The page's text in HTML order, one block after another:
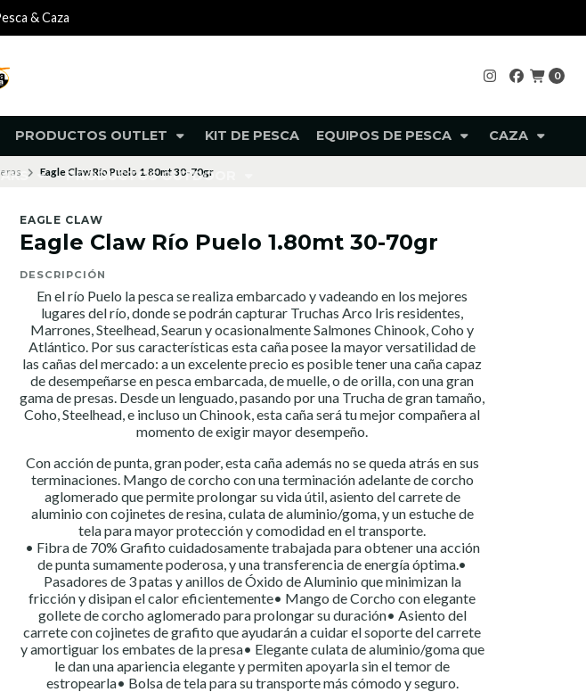
0
PRODUCTOS OUTLET KIT DE PESCA EQUIPOS DE PESCA CAZA
PRODUCTOS OUTDOOR
& Caza
Eagle Claw Río Puelo 1.80mt 30-70gr
EAGLE CLAW
Eagle Claw Río Puelo 1.80mt 30-70gr
DESCRIPCIÓN
En el río Puelo la pesca se realiza embarcado y vadeando en los mejores
lugares del río, donde se podrán capturar Truchas Arco Iris residentes,
Marrones, Steelhead, Searun y ocasionalmente Salmones Chinook, Coho y
Atlántico. Por sus características esta caña posee la mayor versatilidad de
las cañas del mercado: a un excelente precio es posible tener una caña capaz
de desempeñarse en pesca embarcada, de muelle, o de orilla, con una gran
gama de presas. Desde un lenguado, pasando por una Trucha de gran tamaño,
Coho, Steelhead, e incluso un Chinook, esta caña será tu mejor compañera al
momento de exigir mayor desempeño.
Con acción de punta, gran poder, esta caña además no se queda atrás en sus
terminaciones. Mango de corcho con una terminación adelante de corcho
aglomerado que permite prolongar su vida útil, asiento del carrete de
aluminio con cojinetes de resina, culata de aluminio/goma, y un estuche de
tela para mayor protección y comodidad en el transporte.
• Fibra de 70% Grafito cuidadosamente trabajada para obtener una acción
de punta sumamente poderosa, y una transferencia de energía óptima.•
Pasadores de 3 patas y anillos de Óxido de Aluminio que minimizan la
fricción y disipan el calor eficientemente• Mango de Corcho con elegante
gollete de corcho aglomerado para prolongar su duración• Asiento del
carrete con cojinetes de grafito que ayudarán a cuidar el soporte del carrete
y amortiguar los embates de la presa• Elegante culata de aluminio/goma que
le dan una apariencia elegante y permiten apoyarla sin el temor de
estropearla• Bolsa de tela para su transporte más cómodo y seguro.